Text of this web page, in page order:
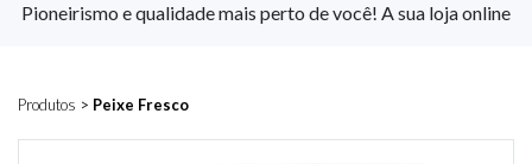
Pioneirismo e qualidade mais perto de você! A sua loja online
Produtos > Peixe Fresco